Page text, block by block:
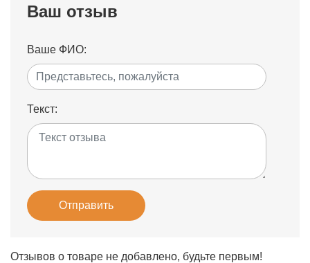
Ваш отзыв
Ваше ФИО:
Текст:
Отправить
Отзывов о товаре не добавлено, будьте первым!